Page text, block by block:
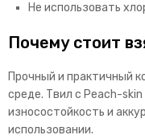
Не использовать
Почему стоит
Прочный и практичный
среде. Твил с Peach-
износостойкость и
использовании.